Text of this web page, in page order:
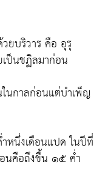
ยบริวาร คือ อุรุ
ป็นชฏิลมาก่อน
นกาลก่อนแต่บำเพ็ญ
หนึ่งเดือนแปด ในปีที่
นคือถึงขึ้น ๑๕ ค่ำ